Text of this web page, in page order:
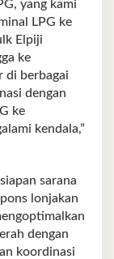
yang kami
LPG ke
Elpiji
ke
di berbagai
dengan
ke
kendala,”
sarana
lonjakan
dengan
koordinasi